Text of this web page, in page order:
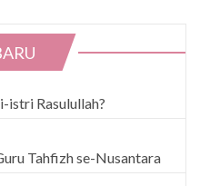
istri Rasulullah?
Tahfizh se-Nusantara